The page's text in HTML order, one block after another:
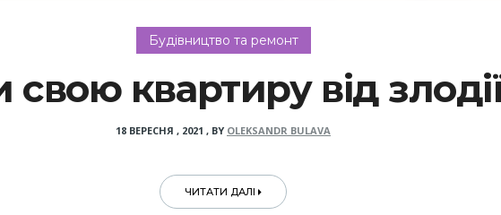
Будівництво та ремонт
квартиру від
18 ВЕРЕСНЯ , 2021 , BY OLEKSANDR BULAVA
ЧИТАТИ ДАЛІ